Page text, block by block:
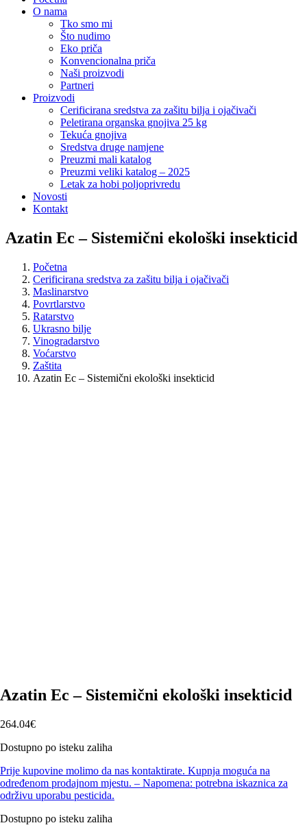
O nama
Tko smo mi
Što nudimo
Eko priča
Konvencionalna priča
Naši proizvodi
Partneri
Proizvodi
Cerificirana sredstva za zašitu bilja i ojačivači
Peletirana organska gnojiva 25 kg
Tekuća gnojiva
Sredstva druge namjene
Preuzmi mali katalog
Preuzmi veliki katalog – 2025
Letak za hobi poljoprivredu
Novosti
Kontakt
Azatin Ec – Sistemični ekološki insekticid
Početna
Cerificirana sredstva za zašitu bilja i ojačivači
Maslinarstvo
Povrtlarstvo
Ratarstvo
Ukrasno bilje
Vinogradarstvo
Voćarstvo
Zaštita
Azatin Ec – Sistemični ekološki insekticid
Azatin Ec – Sistemični ekološki insekticid
264.04€
Dostupno po isteku zaliha
Prije kupovine molimo da nas kontaktirate. Kupnja moguća na
određenom prodajnom mjestu. – Napomena: potrebna iskaznica za
održivu uporabu pesticida.
Dostupno po isteku zaliha